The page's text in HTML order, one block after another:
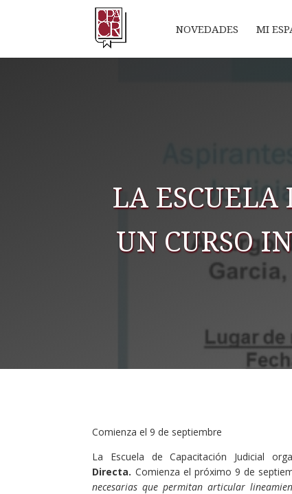
NOVEDADES MI
LA ESCUELA
UN CURSO
Comienza el 9 de septiembre
La Escuela de Capacitación Judicial
Directa. Comienza el próximo 9 de
necesarias que permitan articular